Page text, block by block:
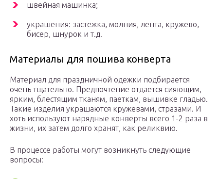
швейная машинка;
украшения: застежка, молния, лента, кружево,
бисер, шнурок и т.д.
Материалы для пошива конверта
Материал для праздничной одежки подбирается
очень тщательно. Предпочтение отдается сияющим,
ярким, блестящим тканям, паеткам, вышивке гладью.
Такие изделия украшаются кружевами, стразами. И
хоть используют нарядные конверты всего 1-2 раза в
жизни, их затем долго хранят, как реликвию.
В процессе работы могут возникнуть следующие
вопросы: